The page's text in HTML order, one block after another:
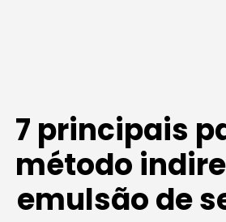
7 principais
método
emulsão de